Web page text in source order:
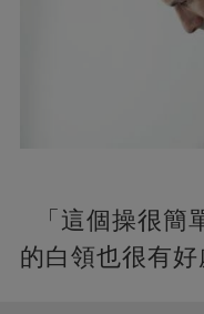
「這個操很簡
的白領也很有好